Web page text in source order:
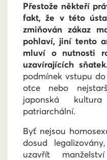
Přestože někteří
fakt, že v této
zmiňován zákaz
pohlaví, jiní tento
mluví o nutnosti
uzavírajících
podmínek vstupu
otce nebo
japonská
patriarchální.
Byť nejsou
dosud
uzavřít